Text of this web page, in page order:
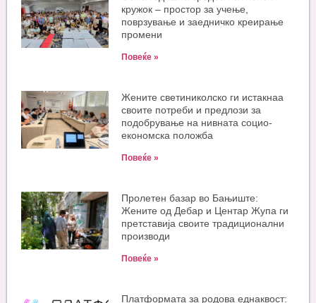
кружок – простор за учење,
поврзување и заедничко креирање
промени
Повеќе »
Жените светиниколско ги истакнаа
своите потреби и предлози за
подобрување на нивната социо-
економска положба
Повеќе »
Пролетен базар во Бањиште:
Жените од Дебар и Центар Жупа ги
претставија своите традиционални
производи
Повеќе »
Платформата за родова еднаквост: